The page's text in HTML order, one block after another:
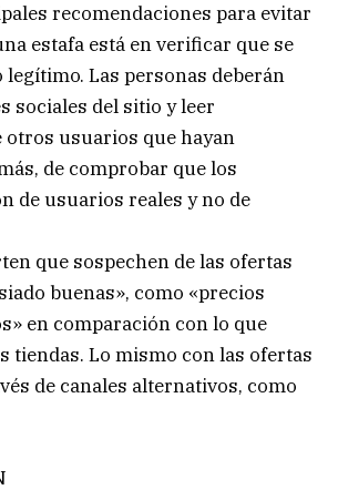
recomendaciones para evitar
estafa está en verificar que se
Las personas deberán
sociales del sitio y leer
otros usuarios que hayan
de comprobar que los
de usuarios reales y no de
que sospechen de las ofertas
buenas», como «precios
en comparación con lo que
tiendas. Lo mismo con las ofertas
de canales alternativos, como